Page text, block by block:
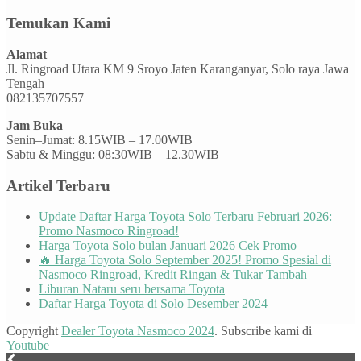
Temukan Kami
Alamat
Jl. Ringroad Utara KM 9 Sroyo Jaten Karanganyar, Solo raya Jawa
Tengah
082135707557
Jam Buka
Senin–Jumat: 8.15WIB – 17.00WIB
Sabtu & Minggu: 08:30WIB – 12.30WIB
Artikel Terbaru
Update Daftar Harga Toyota Solo Terbaru Februari 2026:
Promo Nasmoco Ringroad!
Harga Toyota Solo bulan Januari 2026 Cek Promo
🔥 Harga Toyota Solo September 2025! Promo Spesial di
Nasmoco Ringroad, Kredit Ringan & Tukar Tambah
Liburan Nataru seru bersama Toyota
Daftar Harga Toyota di Solo Desember 2024
Copyright Dealer Toyota Nasmoco 2024. Subscribe kami di
Youtube